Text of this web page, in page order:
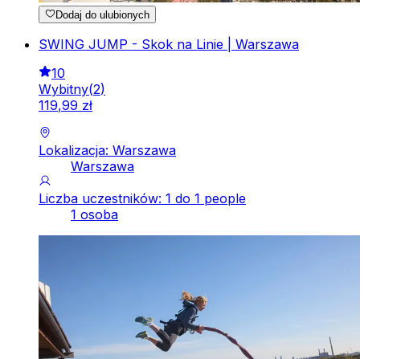
Dodaj do ulubionych
SWING JUMP - Skok na Linie | Warszawa
10
Wybitny(2)
119,99 zł
Lokalizacja: Warszawa
Warszawa
Liczba uczestników: 1 do 1 people
1 osoba